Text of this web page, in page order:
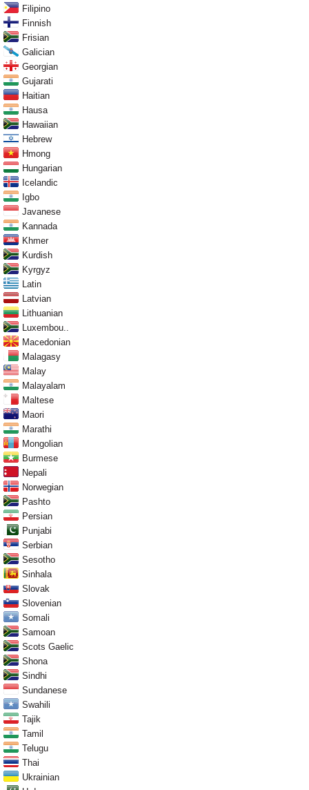
Filipino
Finnish
Frisian
Galician
Georgian
Gujarati
Haitian
Hausa
Hawaiian
Hebrew
Hmong
Hungarian
Icelandic
Igbo
Javanese
Kannada
Khmer
Kurdish
Kyrgyz
Latin
Latvian
Lithuanian
Luxembou..
Macedonian
Malagasy
Malay
Malayalam
Maltese
Maori
Marathi
Mongolian
Burmese
Nepali
Norwegian
Pashto
Persian
Punjabi
Serbian
Sesotho
Sinhala
Slovak
Slovenian
Somali
Samoan
Scots Gaelic
Shona
Sindhi
Sundanese
Swahili
Tajik
Tamil
Telugu
Thai
Ukrainian